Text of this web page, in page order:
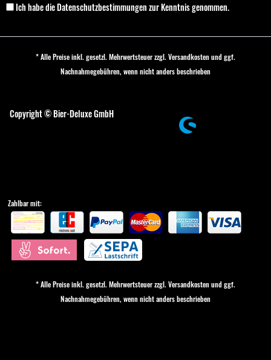
Ich habe dieDatenschutzbestimmungenzur Kenntnis genommen.
* Alle Preise inkl. gesetzl. Mehrwertsteuer zzgl. Versandkostenund ggf.
Nachnahmegebühren, wenn nicht anders beschrieben
Copyright © Bier-Deluxe GmbH
Zahlbar mit:
* Alle Preise inkl. gesetzl. Mehrwertsteuer zzgl. Versandkostenund ggf.
Nachnahmegebühren, wenn nicht anders beschrieben